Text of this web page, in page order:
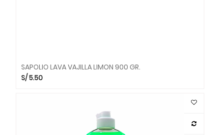
SAPOLIO LAVA VAJILLA LIMON 900 GR.
S/5.50